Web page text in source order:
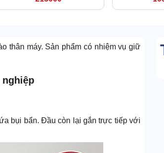
thân máy. Sản phẩm có nhiệm vụ giữ
nghiệp
bụi bẩn. Đầu còn lại gắn trực tiếp với